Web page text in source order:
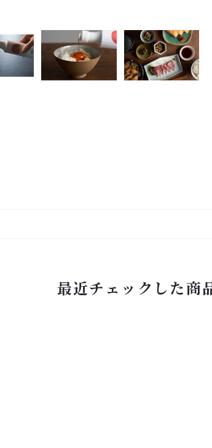
最近チェックした商